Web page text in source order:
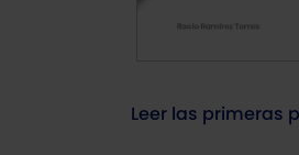
Leer las primeras